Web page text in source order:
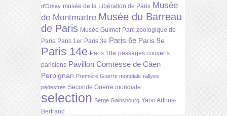
d'Orsay musée de la Libération de Paris Musée
de Montmartre Musée du Barreau
de Paris Musée Guimet Parc zoologique de
Paris Paris 1er Paris 3e Paris 6e Paris 9e
Paris 14e Paris 18e passages couverts
parisiens Pavillon Comtesse de Caen
Perpignan Première Guerre mondiale rallyes
pédestres Seconde Guerre mondiale
selection Serge Gainsbourg Yann Arthus-
Bertrand